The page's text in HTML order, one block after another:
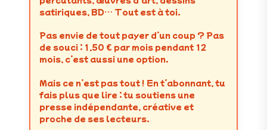
satiriques, BD… Tout est à toi.
Pas envie de tout payer d’un coup ? Pas
de souci : 1,50 € par mois pendant 12
mois, c’est aussi une option.
Mais ce n’est pas tout ! En t’abonnant, tu
fais plus que lire : tu soutiens une
presse indépendante, créative et
proche de ses lecteurs.